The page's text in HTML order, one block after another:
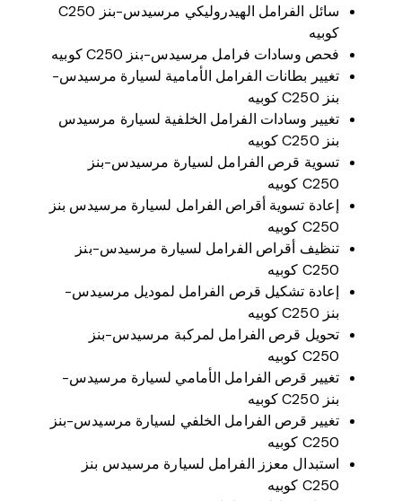
سائل الفرامل الهيدروليكي مرسيدس-بنز C250
كوبيه
فحص وسادات فرامل مرسيدس-بنز C250 كوبيه
تغيير بطانات الفرامل الأمامية لسيارة مرسيدس-
بنز C250 كوبيه
تغيير وسادات الفرامل الخلفية لسيارة مرسيدس
بنز C250 كوبيه
تسوية قرص الفرامل لسيارة مرسيدس-بنز
C250 كوبيه
إعادة تسوية أقراص الفرامل لسيارة مرسيدس بنز
C250 كوبيه
تنظيف أقراص الفرامل لسيارة مرسيدس-بنز
C250 كوبيه
إعادة تشكيل قرص الفرامل لموديل مرسيدس-
بنز C250 كوبيه
تحويل قرص الفرامل لمركبة مرسيدس-بنز
C250 كوبيه
تغيير قرص الفرامل الأمامي لسيارة مرسيدس-
بنز C250 كوبيه
تغيير قرص الفرامل الخلفي لسيارة مرسيدس-بنز
C250 كوبيه
استبدال معزز الفرامل لسيارة مرسيدس بنز
C250 كوبيه